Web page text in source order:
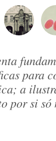
para
a
por si